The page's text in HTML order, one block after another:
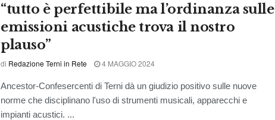
“tutto è perfettibile ma l’ordinanza sulle
emissioni acustiche trova il nostro
plauso”
di Redazione Terni in Rete 4 MAGGIO 2024
Ancestor-Confesercenti di Terni dà un giudizio positivo sulle nuove
norme che disciplinano l'uso di strumenti musicali, apparecchi e
impianti acustici. ...